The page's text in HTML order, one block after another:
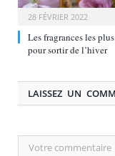
28 FÉVRIER 2022
Les fragrances les
pour sortir de l’hiver
LAISSEZ UN